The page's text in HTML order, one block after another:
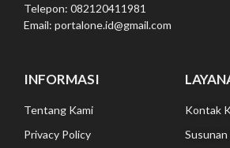
Telepon: 082120411981
Email: portalone.id@gmail.com
INFORMASI
Tentang Kami
Privacy Policy
Kontak